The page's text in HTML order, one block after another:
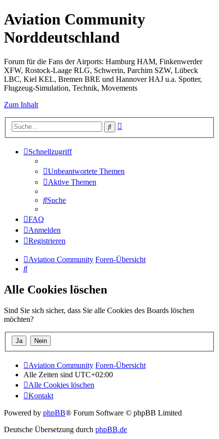
Aviation Community
Norddeutschland
Forum für die Fans der Airports: Hamburg HAM, Finkenwerder
XFW, Rostock-Laage RLG, Schwerin, Parchim SZW, Lübeck
LBC, Kiel KEL, Bremen BRE und Hannover HAJ u.a. Spotter,
Flugzeug-Simulation, Technik, Movements
Zum Inhalt
Suche
Schnellzugriff
Unbeantwortete Themen
Aktive Themen
Suche
FAQ
Anmelden
Registrieren
Aviation Community Foren-Übersicht
Suche
Alle Cookies löschen
Sind Sie sich sicher, dass Sie alle Cookies des Boards löschen
möchten?
Aviation Community Foren-Übersicht
Alle Zeiten sind UTC+02:00
Alle Cookies löschen
Kontakt
Powered by phpBB® Forum Software © phpBB Limited
Deutsche Übersetzung durch phpBB.de